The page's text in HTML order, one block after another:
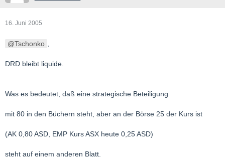
16. Juni 2005
Tschonko
DRD bleibt liquide.
Was es bedeutet, daß eine strategische Beteiligung
mit 80 in den Büchern steht, aber an der Börse 25 der Kurs ist
(AK 0,80 ASD, EMP Kurs ASX heute 0,25 ASD)
steht auf einem anderen Blatt.